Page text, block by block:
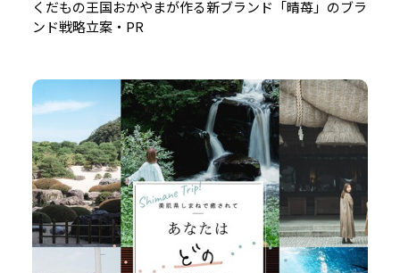
くだもの王国おかやまが作る新ブランド「晴苺」のブラ
ンド戦略立案・PR